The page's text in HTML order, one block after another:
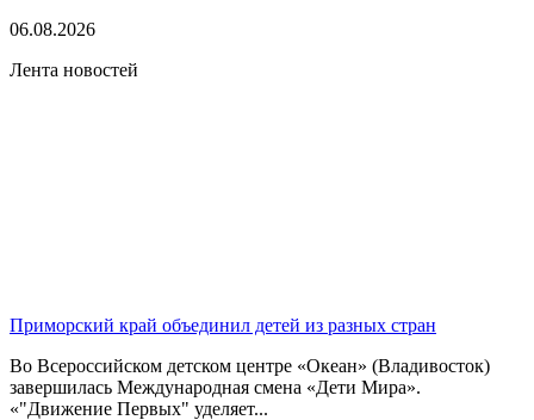
06.08.2026
Лента новостей
Приморский край объединил детей из разных стран
Во Всероссийском детском центре «Океан» (Владивосток)
завершилась Международная смена «Дети Мира».
«"Движение Первых" уделяет...